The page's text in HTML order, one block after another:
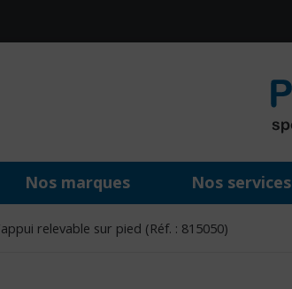
Nos marques Nos services
relevable sur pied (Réf. : 815050)